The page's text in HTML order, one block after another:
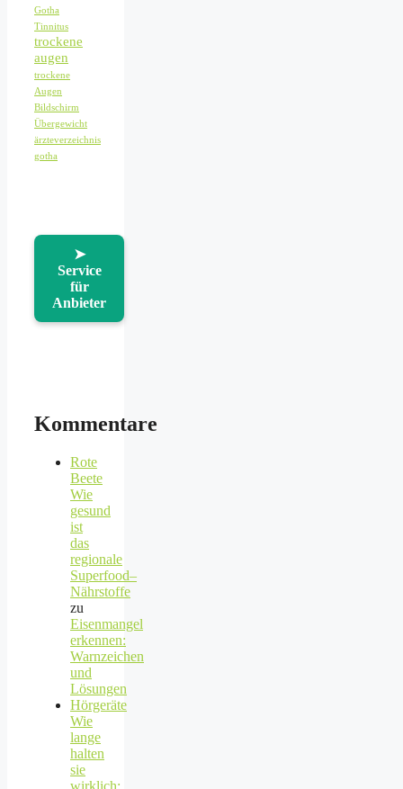
Gotha
Tinnitus
trockene
augen
trockene
Augen
Bildschirm
Übergewicht
ärzteverzeichnis
gotha
➤
Service
für
Anbieter
Kommentare
Rote
Beete
Wie
gesund
ist
das
regionale
Superfood–
Nährstoffe
zu
Eisenmangel
erkennen:
Warnzeichen
und
Lösungen
Hörgeräte
Wie
lange
halten
sie
wirklich: